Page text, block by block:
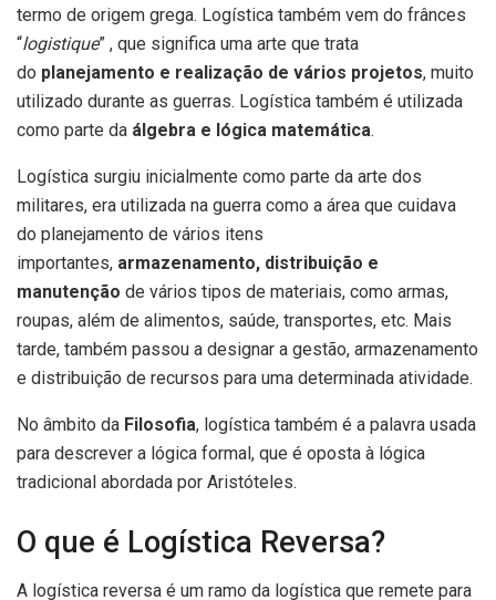
termo de origem grega. Logística também vem do frânces
“logistique” , que significa uma arte que trata
do planejamento e realização de vários projetos, muito
utilizado durante as guerras. Logística também é utilizada
como parte da álgebra e lógica matemática.
Logística surgiu inicialmente como parte da arte dos
militares, era utilizada na guerra como a área que cuidava
do planejamento de vários itens
importantes, armazenamento, distribuição e
manutenção de vários tipos de materiais, como armas,
roupas, além de alimentos, saúde, transportes, etc. Mais
tarde, também passou a designar a gestão, armazenamento
e distribuição de recursos para uma determinada atividade.
No âmbito da Filosofia, logística também é a palavra usada
para descrever a lógica formal, que é oposta à lógica
tradicional abordada por Aristóteles.
O que é Logística Reversa?
A logística reversa é um ramo da logística que remete para